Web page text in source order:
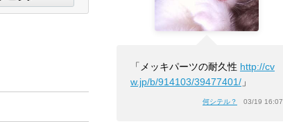
「メッキパーツの耐久性 http://cv
w.jp/b/914103/39477401/ 」
何シテル？ 03/19 16:07